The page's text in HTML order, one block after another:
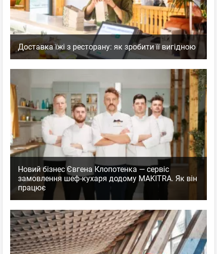
Доставка їжі з ресторану: як зробити її вигідною
Новий бізнес Євгена Клопотенка — сервіс
замовлення шеф-кухаря додому MAKITRA. Як він
працює